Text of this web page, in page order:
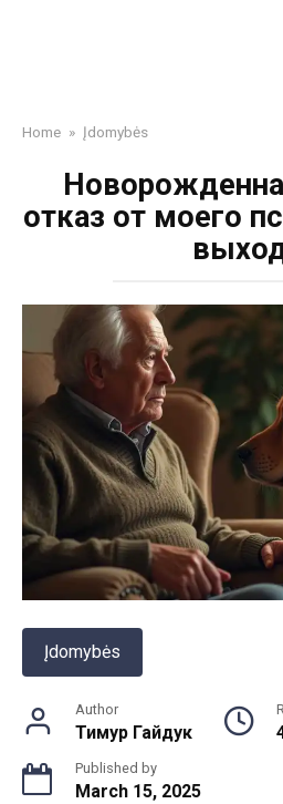
Home » Įdomybės
отказ от моего
Įdomybės
Author
Тимур Гайдук
Published by
March 15, 2025